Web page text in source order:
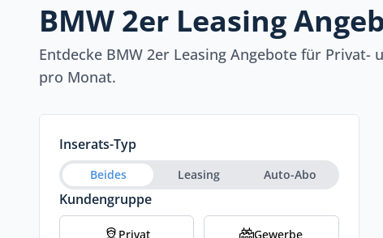
BMW 2er Leasing
Entdecke BMW 2er Leasing Angebote für Privat-
pro Monat.
Inserats-Typ
Beides Leasing Auto-Abo
Kundengruppe
Privat Gewerbe